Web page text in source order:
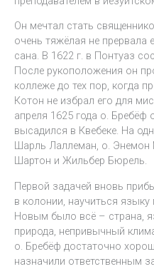
Он мечтал стать
очень тяжёлая не прервала
сана. В 1622 г. в Понтуаз
После рукоположения он
коллеже до тех пор, когда
Котон не избрал его для
апреля 1625 года о.
высадился в Квебеке. На
Шарль Лаллеман, о. Энемон
Шартон и Жильбер Бюрель.
Первой задачей вновь
в колонии, научиться
Новым было всё – страна,
природа, непривычный
о. Бребёф достаточно
назначили ответственным